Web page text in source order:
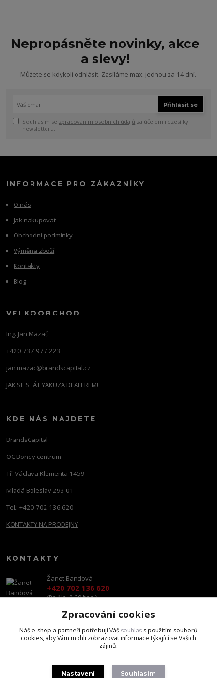
Nepropásněte novinky, akce
a slevy!
Můžete se kdykoli odhlásit. Zasíláme max. jednou za 14 dní.
Přihlásit se
Souhlasím se zpracováním osobních údajů za účelem rozesílky
newsletteru.
INFORMACE PRO ZÁKAZNÍKY
O nás
Jak nakupovat
Obchodní podmínky
Výměna zboží
Kontakty
Blog
VELKOOBCHOD
Ing. Jan Mazač
+420 737 977 223
jan.mazac@brandscapital.cz
JAK SE STÁT YAKUZA DEALEREM!
KDE NÁS NAJDETE
BrandsCapital
OC Bondy centrum
Tř. Václava Klementa 1459
Mladá Boleslav 293 01
Tel.: +420 702 136 620
KONTAKTY NA PRODEJNY
KONTAKTY
Žanet Bandová
+420 702 136 620
(Po-Ne, 8-20 hod.)
shop@brandscapital.cz
Zpracování cookies
Náš e-shop a partneři potřebují Váš souhlas s použitím souborů
cookies, aby Vám mohli zobrazovat informace týkající se Vašich
zájmů.
Nastavení Souhlasím